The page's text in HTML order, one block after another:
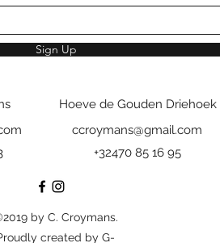
Sign Up
Hoeve de Gouden Driehoek
ccroymans@gmail.com
+32470 85 16 95
by C. Croymans.
created by G-